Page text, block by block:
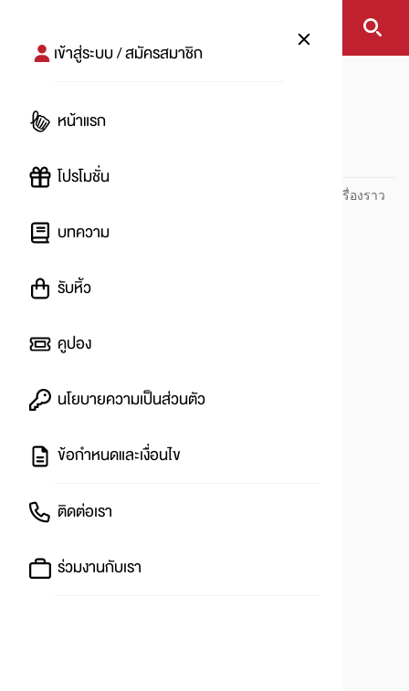
เข้าสู่ระบบ / สมัครสมาชิก
หน้าแรก
โปรโมชั่น
บทความ
รับหิ้ว
คูปอง
นโยบายความเป็นส่วนตัว
ข้อกำหนดและเงื่อนไข
ติดต่อเรา
ร่วมงานกับเรา
ปันโปร PUNPRO ที่ 1 ด้านโปรโมชัน อัปเดตและติดตามทุกเรื่องราว